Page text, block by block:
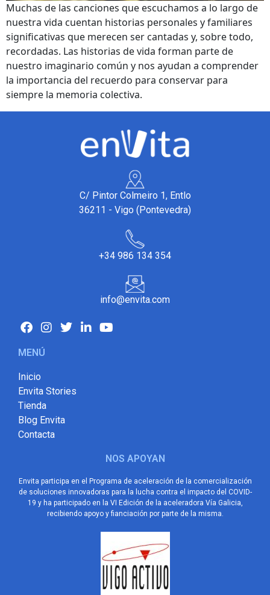
Muchas de las canciones que escuchamos a lo largo de
nuestra vida cuentan historias personales y familiares
significativas que merecen ser cantadas y, sobre todo,
recordadas. Las historias de vida forman parte de
nuestro imaginario común y nos ayudan a comprender
la importancia del recuerdo para conservar para
siempre la memoria colectiva.
C/ Pintor Colmeiro 1, Entlo
36211 - Vigo (Pontevedra)
+34 986 134 354
info@envita.com
MENÚ
Inicio
Envita Stories
Tienda
Blog Envita
Contacta
NOS APOYAN
Envita participa en el Programa de aceleración de la comercialización
de soluciones innovadoras para la lucha contra el impacto del COVID-
19 y ha participado en la VI Edición de la aceleradora Vía Galicia,
recibiendo apoyo y fianciación por parte de la misma.